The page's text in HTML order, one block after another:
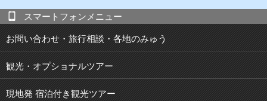
スマートフォンメニュー
お問い合わせ・旅行相談・各地のみゅう
観光・オプショナルツアー
現地発 宿泊付き観光ツアー